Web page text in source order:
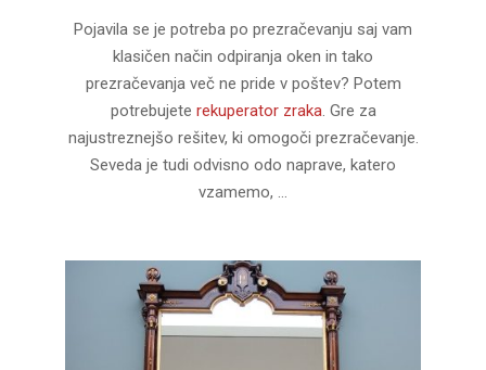
10
Pojavila se je potreba po prezračevanju saj vam
klasičen način odpiranja oken in tako
prezračevanja več ne pride v poštev? Potem
potrebujete rekuperator zraka . Gre za
najustreznejšo rešitev, ki omogoči prezračevanje.
Seveda je tudi odvisno odo naprave, katero
vzamemo, …